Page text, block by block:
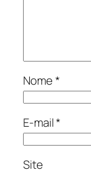
Nome*
E-mail*
Site